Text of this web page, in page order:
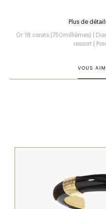
Plus de
Or 18 carats (750millièmes) |
ressort |
VOUS